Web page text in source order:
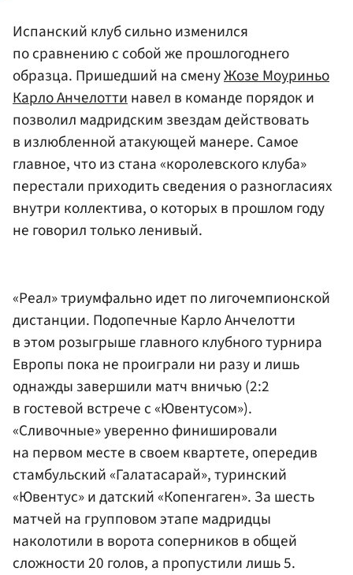
Испанский клуб сильно изменился
по сравнению с собой же прошлогоднего
образца. Пришедший на сменуЖозе Моуриньо
Карло Анчелоттинавел в команде порядок и
позволил мадридским звездам действовать
в излюбленной атакующей манере. Самое
главное, что из стана «королевского клуба»
перестали приходить сведения о разногласиях
внутри коллектива, о которых в прошлом году
не говорил только ленивый.
«Реал» триумфально идет по лигочемпионской
дистанции. Подопечные Карло Анчелотти
в этом розыгрыше главного клубного турнира
Европы пока не проиграли ни разу и лишь
однажды завершили матч вничью (2:2
в гостевой встрече с «Ювентусом»).
«Сливочные» уверенно финишировали
на первом месте в своем квартете, опередив
стамбульский «Галатасарай», туринский
«Ювентус» и датский «Копенгаген». За шесть
матчей на групповом этапе мадридцы
наколотили в ворота соперников в общей
сложности 20 голов, а пропустили лишь 5.